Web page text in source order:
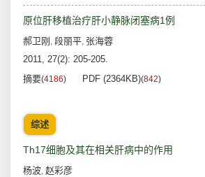
原位肝移植治疗肝小静脉闭塞病1例
郝卫刚 , 段丽平, 张海蓉
2011, 27(2): 205-205.
摘要(4186) PDF (2364KB)(842)
综述
Th17细胞及其在相关肝病中的作用
杨波, 赵彩彦